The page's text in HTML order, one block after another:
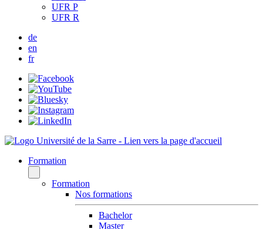
UFR P
UFR R
de
en
fr
Formation
Formation
Nos formations
Bachelor
Master